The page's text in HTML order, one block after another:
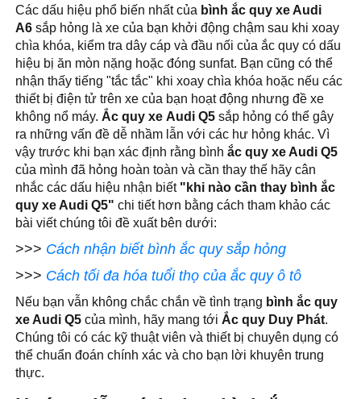
Các dấu hiệu phổ biến nhất của bình ắc quy xe Audi
A6 sắp hỏng là xe của bạn khởi động chậm sau khi xoay
chìa khóa, kiểm tra dây cáp và đầu nối của ắc quy có dấu
hiệu bị ăn mòn nặng hoặc đóng sunfat. Bạn cũng có thể
nhận thấy tiếng "tắc tắc" khi xoay chìa khóa hoặc nếu các
thiết bị điện tử trên xe của bạn hoạt động nhưng đề xe
không nổ máy. Ắc quy xe Audi Q5 sắp hỏng có thể gây
ra những vấn đề dễ nhầm lẫn với các hư hỏng khác. Vì
vậy trước khi bạn xác định rằng bình ắc quy xe Audi Q5
của mình đã hỏng hoàn toàn và cần thay thế hãy cân
nhắc các dấu hiệu nhận biết"khi nào cần thay bình ắc
quy xe Audi Q5" chi tiết hơn bằng cách tham khảo các
bài viết chúng tôi đề xuất bên dưới:
>>> Cách nhận biết bình ắc quy sắp hỏng
>>> Cách tối đa hóa tuổi thọ của ắc quy ô tô
Nếu bạn vẫn không chắc chắn về tình trạng bình ắc quy
xe Audi Q5 của mình, hãy mang tới Ắc quy Duy Phát.
Chúng tôi có các kỹ thuật viên và thiết bị chuyên dụng có
thể chuẩn đoán chính xác và cho bạn lời khuyên trung
thực.